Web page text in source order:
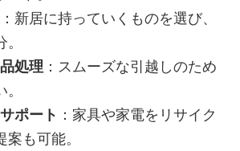
：新居に持っていくものを選び、
処理 ：スムーズな引越しのため
ポート ：家具や家電をリサイク
も可能。